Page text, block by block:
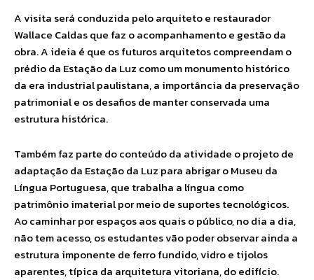
A visita será conduzida pelo arquiteto e restaurador
Wallace Caldas que faz o acompanhamento e gestão da
obra. A ideia é que os futuros arquitetos compreendam o
prédio da Estação da Luz como um monumento histórico
da era industrial paulistana, a importância da preservação
patrimonial e os desafios de manter conservada uma
estrutura histórica.
Também faz parte do conteúdo da atividade o projeto de
adaptação da Estação da Luz para abrigar o Museu da
Língua Portuguesa, que trabalha a língua como
patrimônio imaterial por meio de suportes tecnológicos.
Ao caminhar por espaços aos quais o público, no dia a dia,
não tem acesso, os estudantes vão poder observar ainda a
estrutura imponente de ferro fundido, vidro e tijolos
aparentes, típica da arquitetura vitoriana, do edifício.